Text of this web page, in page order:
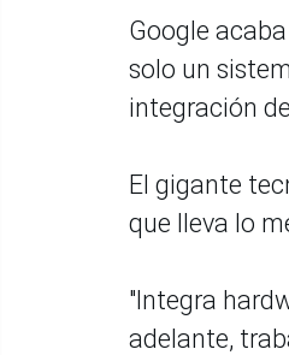
Google
solo un
integración
El gigante
que lleva lo
"Integra
adelante,